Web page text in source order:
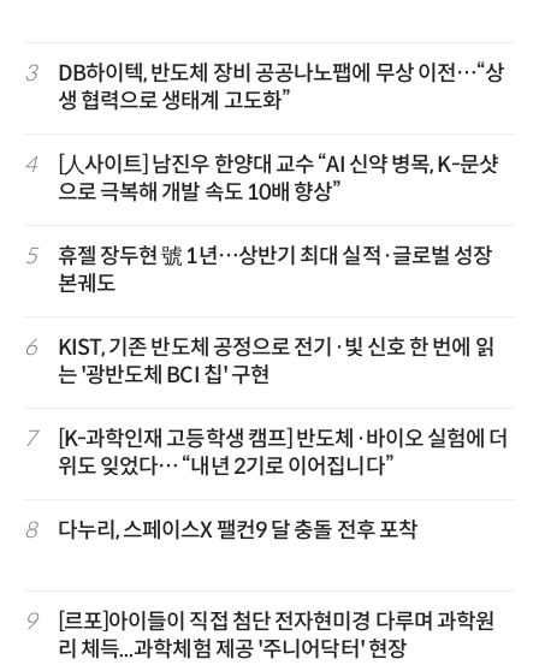
3
DB하이텍, 반도체 장비 공공나노팹에 무상 이전…“상
생 협력으로 생태계 고도화”
4
[人사이트] 남진우 한양대 교수 “AI 신약 병목, K-문샷
으로 극복해 개발 속도 10배 향상”
5
휴젤 장두현 號 1년…상반기 최대 실적·글로벌 성장
본궤도
6
KIST, 기존 반도체 공정으로 전기·빛 신호 한 번에 읽
는 '광반도체 BCI 칩' 구현
7
[K-과학인재 고등학생 캠프] 반도체·바이오 실험에 더
위도 잊었다… “내년 2기로 이어집니다”
8 다누리, 스페이스X 팰컨9 달 충돌 전후 포착
9
[르포]아이들이 직접 첨단 전자현미경 다루며 과학원
리 체득...과학체험 제공 '주니어닥터' 현장